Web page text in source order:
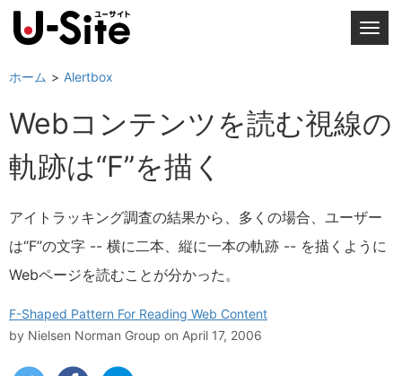
T
l
e
g
ホーム Alertbox
Webコンテンツを読む視線の
軌跡は“F”を描く
アイトラッキング調査の結果から、多くの場合、ユーザー
は“F”の文字 -- 横に二本、縦に一本の軌跡 -- を描くように
Webページを読むことが分かった。
F-Shaped Pattern For Reading Web Content
by Nielsen Norman Group on April 17, 2006